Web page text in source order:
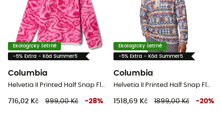
Ekologicky šetrné
-5% Extra - Kód Summer5
Columbia
Helvetia II Printed Half Snap Fleece - Dětská fleesová mikina
716,02 Kč 999,00 Kč -28%
Ekologicky šetrné
-5% Extra - Kód Summer5
Columbia
Helvetia II Printed Half Snap Fleece - Pánská fleesová mikina
1518,69 Kč 1899,00 Kč -20%